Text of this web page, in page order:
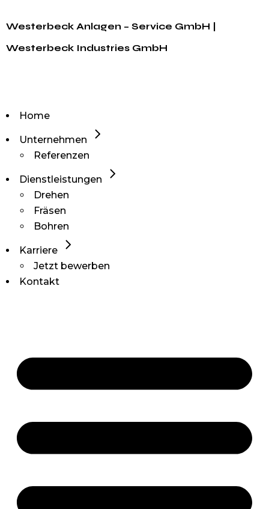
Westerbeck Anlagen – Service GmbH |
Westerbeck Industries GmbH
Home
Unternehmen
Referenzen
Dienstleistungen
Drehen
Fräsen
Bohren
Karriere
Jetzt bewerben
Kontakt